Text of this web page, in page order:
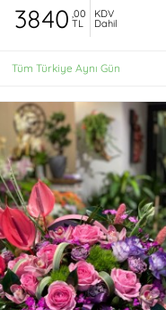
3840 ,00
TL
KDV
Dahil
Tüm Türkiye Aynı Gün